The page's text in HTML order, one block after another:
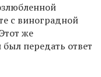
с виноградной
же
передать ответ